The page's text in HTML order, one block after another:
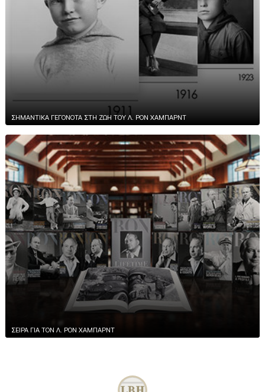
ΣΗΜΑΝΤΙΚΑ ΓΕΓΟΝΟΤΑ ΣΤΗ ΖΩΗ ΤΟΥ Λ. ΡΟΝ ΧΑΜΠΑΡΝΤ
ΣΕΙΡΑ ΓΙΑ ΤΟΝ Λ. ΡΟΝ ΧΑΜΠΑΡΝΤ